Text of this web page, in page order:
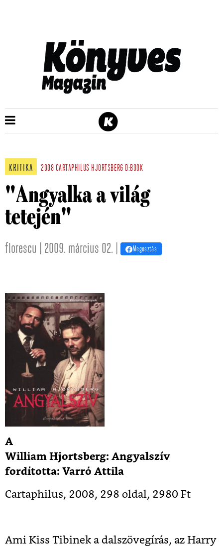
KRITIKA 2008 CARTAPHILUS HJORTSBERG D:BOOK
"Angyalka a világ
tetején"
florescu | 2009. március 02. | Megosztás
A
William Hjortsberg: Angyalszív
fordította: Varró Attila
Cartaphilus, 2008, 298 oldal, 2980 Ft
Ami Kiss Tibinek a dalszövegírás, az Harry